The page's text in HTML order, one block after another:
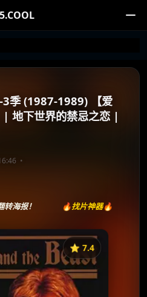
3季 (1987-1989) 【爱
地下世界的禁忌之恋 |
转海报！ 🔥找片神器🔥
⭐️ 7.4
《侠胆雄狮》
| 🎬 2012年
已完结